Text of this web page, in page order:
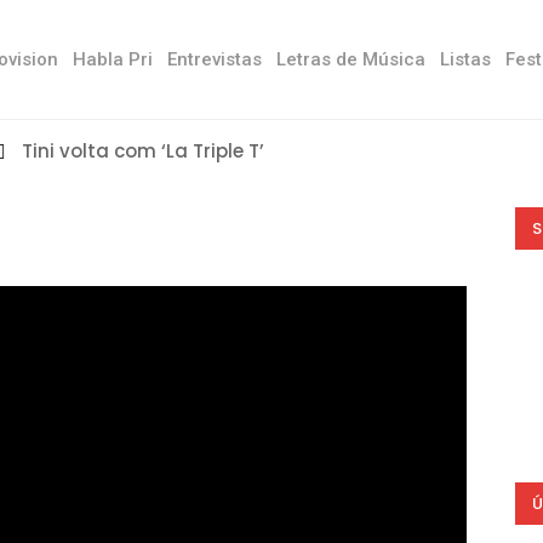
Habla Pri Entrevistas Letras de Música Listas
Tini volta com ‘La Triple T’